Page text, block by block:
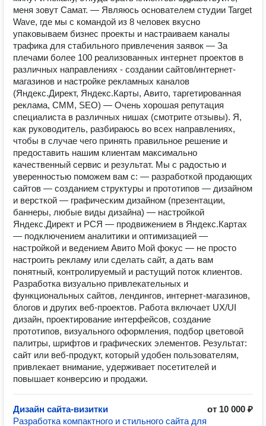
меня зовут Самат. — Являюсь основателем студии Target
Wave, где мы с командой из 8 человек вкусно
упаковываем бизнес проекты и настраиваем каналы
трафика для стабильного привлечения заявок — За
плечами более 100 реализованных интернет проектов в
различных направлениях - создании сайтов/интернет-
магазинов и настройке рекламных каналов
(Яндекс.Директ, Яндекс.Карты, Авито, таргетированная
реклама, СММ, SEO) — Очень хорошая репутация
специалиста в различных нишах (смотрите отзывы). Я,
как руководитель, разбираюсь во всех направлениях,
чтобы в случае чего принять правильное решение и
предоставить нашим клиентам максимально
качественный сервис и результат. Мы с радостью и
уверенностью поможем вам с: — разработкой продающих
сайтов — созданием структуры и прототипов — дизайном
и версткой — графическим дизайном (презентации,
баннеры, любые виды дизайна) — настройкой
Яндекс.Директ и РСЯ — продвижением в Яндекс.Картах
— подключением аналитики и оптимизацией —
настройкой и ведением Авито Мой фокус — не просто
настроить рекламу или сделать сайт, а дать вам
понятный, контролируемый и растущий поток клиентов.
Разработка визуально привлекательных и
функциональных сайтов, лендингов, интернет-магазинов,
блогов и других веб-проектов. Работа включает UX/UI
дизайн, проектирование интерфейсов, создание
прототипов, визуального оформления, подбор цветовой
палитры, шрифтов и графических элементов. Результат:
сайт или веб-продукт, который удобен пользователям,
привлекает внимание, удерживает посетителей и
повышает конверсию и продажи.
Дизайн сайта-визитки
от 10 000 ₽
Разработка компактного и стильного сайта для